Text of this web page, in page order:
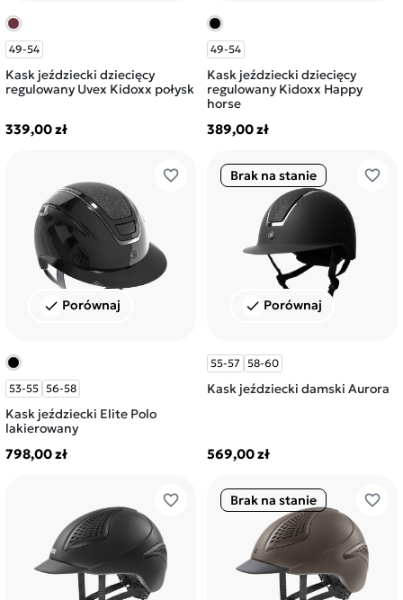
49-54
Kask jeździecki dziecięcy
regulowany Uvex Kidoxx połysk
339,00 zł
49-54
Kask jeździecki dziecięcy
regulowany Kidoxx Happy
horse
389,00 zł
favorite_border
check Porównaj
53-55 56-58
Kask jeździecki Elite Polo
lakierowany
798,00 zł
favorite_border
check Porównaj
Brak na stanie
55-57 58-60
Kask jeździecki damski Aurora
569,00 zł
favorite_border favorite_border
Brak na stanie